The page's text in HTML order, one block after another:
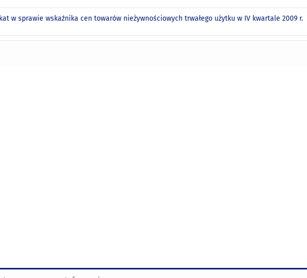
w sprawie wskaźnika cen towarów nieżywnościowych trwałego użytku w IV kwartale 2009 r.